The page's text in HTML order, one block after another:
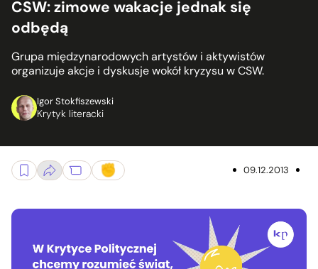
CSW: zimowe wakacje jednak się
odbędą
Grupa międzynarodowych artystów i aktywistów
organizuje akcje i dyskusje wokół kryzysu w CSW.
Igor Stokfiszewski
Krytyk literacki
09.12.2013